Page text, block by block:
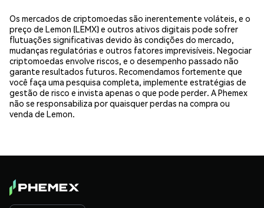
Os mercados de criptomoedas são inerentemente voláteis, e o
preço de Lemon (LEMX) e outros ativos digitais pode sofrer
flutuações significativas devido às condições do mercado,
mudanças regulatórias e outros fatores imprevisíveis. Negociar
criptomoedas envolve riscos, e o desempenho passado não
garante resultados futuros. Recomendamos fortemente que
você faça uma pesquisa completa, implemente estratégias de
gestão de risco e invista apenas o que pode perder. A Phemex
não se responsabiliza por quaisquer perdas na compra ou
venda de Lemon.